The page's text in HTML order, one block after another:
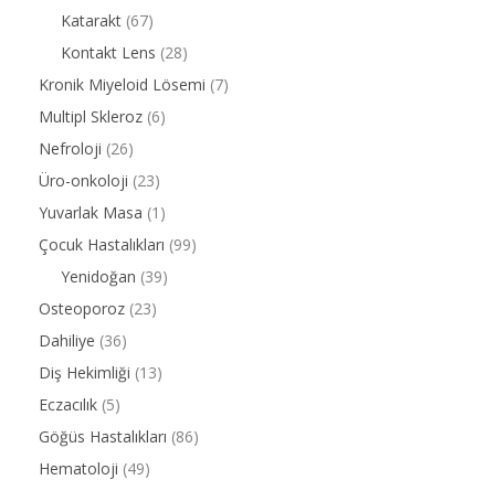
Katarakt (67)
Kontakt Lens (28)
Kronik Miyeloid Lösemi (7)
Multipl Skleroz (6)
Nefroloji (26)
Üro-onkoloji (23)
Yuvarlak Masa (1)
Çocuk Hastalıkları (99)
Yenidoğan (39)
Osteoporoz (23)
Dahiliye (36)
Diş Hekimliği (13)
Eczacılık (5)
Göğüs Hastalıkları (86)
Hematoloji (49)